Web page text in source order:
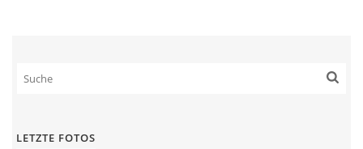
LETZTE FOTOS